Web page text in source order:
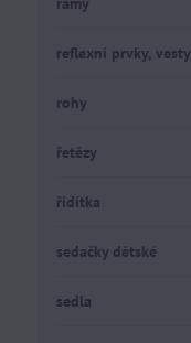
reflexní prvky, vesty
rohy
řetězy
řídítka
sedačky dětské
sedla